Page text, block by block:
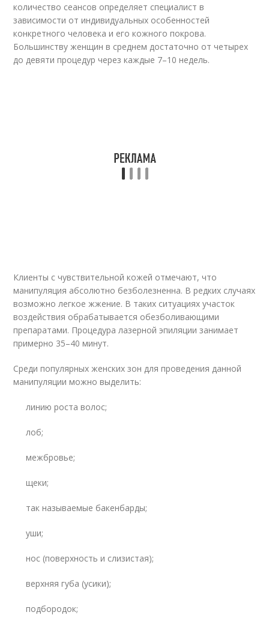
количество сеансов определяет специалист в
зависимости от индивидуальных особенностей
конкретного человека и его кожного покрова.
Большинству женщин в среднем достаточно от четырех
до девяти процедур через каждые 7–10 недель.
Клиенты с чувствительной кожей отмечают, что
манипуляция абсолютно безболезненна. В редких случаях
возможно легкое жжение. В таких ситуациях участок
воздействия обрабатывается обезболивающими
препаратами. Процедура лазерной эпиляции занимает
примерно 35–40 минут.
Среди популярных женских зон для проведения данной
манипуляции можно выделить:
линию роста волос;
лоб;
межбровье;
щеки;
так называемые бакенбарды;
уши;
нос (поверхность и слизистая);
верхняя губа (усики);
подбородок;